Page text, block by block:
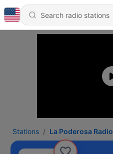
Stations La Poderosa Radio